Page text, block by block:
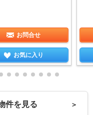
お問合せ
お気に入り
件を見る ＞